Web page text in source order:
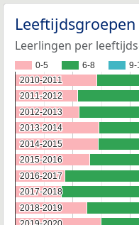
Leeftijdsgroepen
Leerlingen per
0-5 6-8 9-
2010-2011
2010-2011
2011-2012
2011-2012
2012-2013
2012-2013
2013-2014
2013-2014
2014-2015
2014-2015
2015-2016
2015-2016
2016-2017
2016-2017
2017-2018
2017-2018
2018-2019
2018-2019